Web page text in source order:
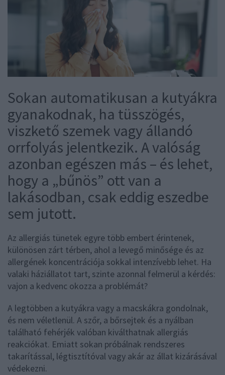
Sokan automatikusan a kutyákra
gyanakodnak, ha tüsszögés,
viszkető szemek vagy állandó
orrfolyás jelentkezik. A valóság
azonban egészen más – és lehet,
hogy a „bűnös” ott van a
lakásodban, csak eddig eszedbe
sem jutott.
Az allergiás tünetek egyre több embert érintenek,
különösen zárt térben, ahol a levegő minősége és az
allergének koncentrációja sokkal intenzívebb lehet. Ha
valaki háziállatot tart, szinte azonnal felmerül a kérdés:
vajon a kedvenc okozza a problémát?
A legtöbben a kutyákra vagy a macskákra gondolnak,
és nem véletlenül. A szőr, a bőrsejtek és a nyálban
található fehérjék valóban kiválthatnak allergiás
reakciókat. Emiatt sokan próbálnak rendszeres
takarítással, légtisztítóval vagy akár az állat kizárásával
védekezni.